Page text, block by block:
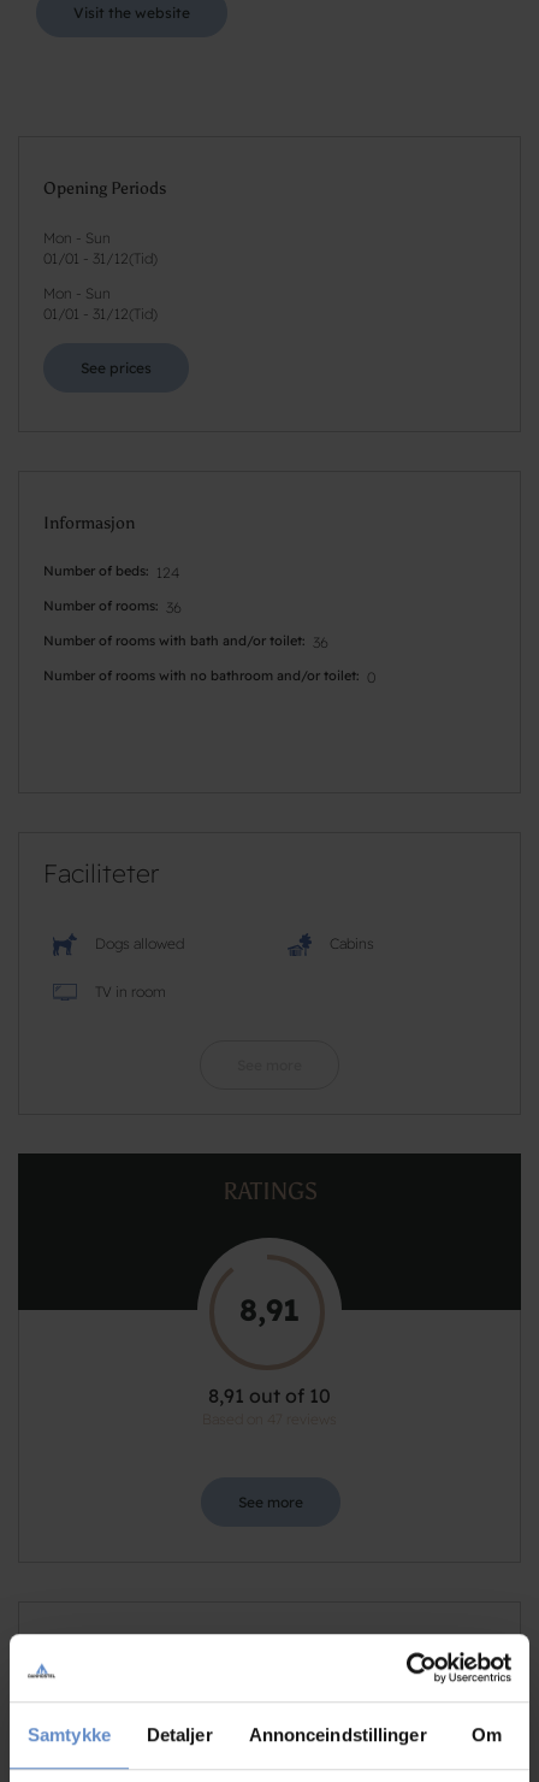
Samtykke Detaljer Annonceindstillinger Om
Visit the website
Opening Periods
Mon - Sun
01/01 - 31/12( Tid)
Mon - Sun
01/01 - 31/12( Tid)
See prices
Informasjon
Number of beds 124
Number of rooms 36
Number of rooms with bath and/or toilet 36
Number of rooms with no bathroom and/or toilet 0
Faciliteter
Dogs allowed Cabins
TV in room
RATINGS
8,91
8,91 out of 10
Based on 47 reviews
See more
Facilities 8,78 out of 10
Catering